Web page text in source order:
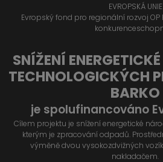
EVROPSKÁ UNIE
Evropský fond pro regionální rozvoj
SNÍŽENÍ
TECHNOLOGICKÝCH
BARKO
je spolufinancováno
Cílem projektu je snížení energetické
kterým je zpracování odpadů.
výměně dvou vysokozdvižných
nakladačem.